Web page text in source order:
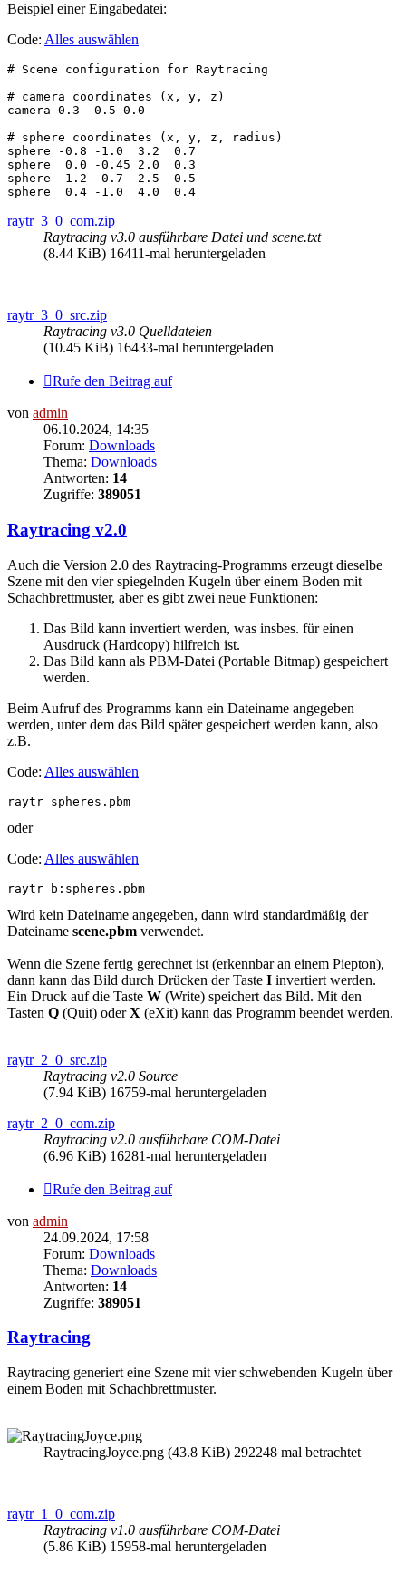
Beispiel einer Eingabedatei:
Code: Alles auswählen
# Scene configuration for Raytracing
# camera coordinates (x, y, z)
camera 0.3 -0.5 0.0
# sphere coordinates (x, y, z, radius)
sphere -0.8 -1.0  3.2  0.7
sphere  0.0 -0.45 2.0  0.3
sphere  1.2 -0.7  2.5  0.5
raytr_3_0_com.zip
Raytracing v3.0 ausführbare Datei und scene.txt
(8.44 KiB) 16411-mal heruntergeladen
raytr_3_0_src.zip
Raytracing v3.0 Quelldateien
(10.45 KiB) 16433-mal heruntergeladen
Rufe den Beitrag auf
von admin
06.10.2024, 14:35
Forum: Downloads
Thema: Downloads
Antworten: 14
Zugriffe: 389051
Raytracing v2.0
Auch die Version 2.0 des Raytracing-Programms erzeugt dieselbe
Szene mit den vier spiegelnden Kugeln über einem Boden mit
Schachbrettmuster, aber es gibt zwei neue Funktionen:
Das Bild kann invertiert werden, was insbes. für einen
Ausdruck (Hardcopy) hilfreich ist.
Das Bild kann als PBM-Datei (Portable Bitmap) gespeichert
werden.
Beim Aufruf des Programms kann ein Dateiname angegeben
werden, unter dem das Bild später gespeichert werden kann, also
z.B.
Code: Alles auswählen
raytr spheres.pbm
oder
Code: Alles auswählen
raytr b:spheres.pbm
Wird kein Dateiname angegeben, dann wird standardmäßig der
Dateiname scene.pbm verwendet.
Wenn die Szene fertig gerechnet ist (erkennbar an einem Piepton),
dann kann das Bild durch Drücken der Taste I invertiert werden.
Ein Druck auf die Taste W (Write) speichert das Bild. Mit den
Tasten Q (Quit) oderX (eXit) kann das Programm beendet werden.
raytr_2_0_src.zip
Raytracing v2.0 Source
(7.94 KiB) 16759-mal heruntergeladen
raytr_2_0_com.zip
Raytracing v2.0 ausführbare COM-Datei
(6.96 KiB) 16281-mal heruntergeladen
Rufe den Beitrag auf
von admin
24.09.2024, 17:58
Forum: Downloads
Thema: Downloads
Antworten: 14
Zugriffe: 389051
Raytracing
Raytracing generiert eine Szene mit vier schwebenden Kugeln über
einem Boden mit Schachbrettmuster.
RaytracingJoyce.png (43.8 KiB) 292248 mal betrachtet
raytr_1_0_com.zip
Raytracing v1.0 ausführbare COM-Datei
(5.86 KiB) 15958-mal heruntergeladen